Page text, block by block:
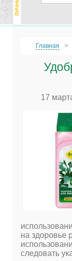
Главная
17
на здоровье
следовать